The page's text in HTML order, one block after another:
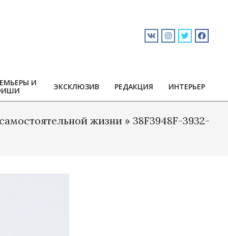
И
ЭКСКЛЮЗИВ РЕДАКЦИЯ ИНТЕРЬЕР
жизни » 38F3948F-3932-